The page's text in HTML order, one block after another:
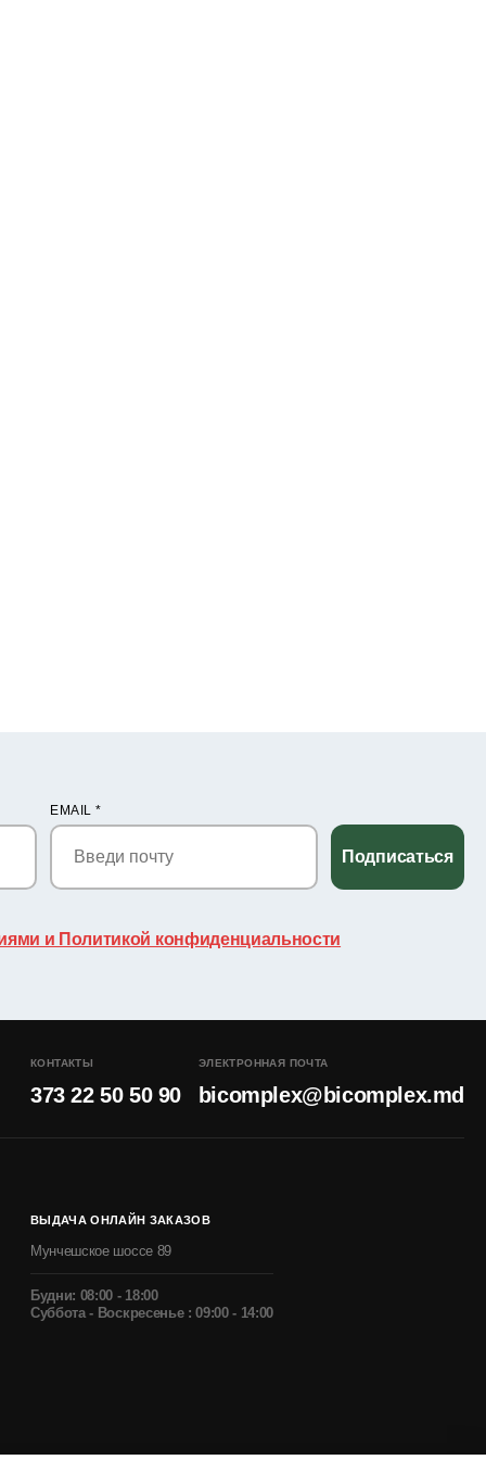
EMAIL*
Подписаться
и Политикой конфиденциальности
КОНТАКТЫ
373 22 50 50 90
ЭЛЕКТРОННАЯ ПОЧТА
bicomplex@bicomplex.md
ВЫДАЧА ОНЛАЙН ЗАКАЗОВ
Мунчешское шоссе 89
Будни: 08:00 - 18:00
Суббота - Воскресенье : 09:00 - 14:00